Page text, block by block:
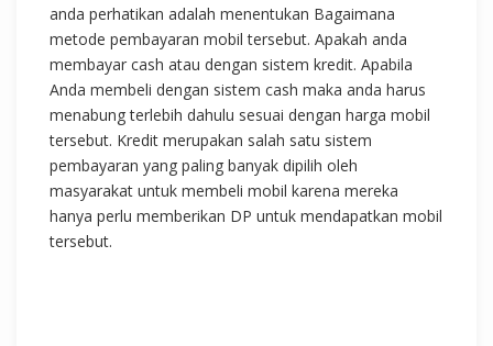
anda perhatikan adalah menentukan Bagaimana
metode pembayaran mobil tersebut. Apakah anda
membayar cash atau dengan sistem kredit. Apabila
Anda membeli dengan sistem cash maka anda harus
menabung terlebih dahulu sesuai dengan harga mobil
tersebut. Kredit merupakan salah satu sistem
pembayaran yang paling banyak dipilih oleh
masyarakat untuk membeli mobil karena mereka
hanya perlu memberikan DP untuk mendapatkan mobil
tersebut.